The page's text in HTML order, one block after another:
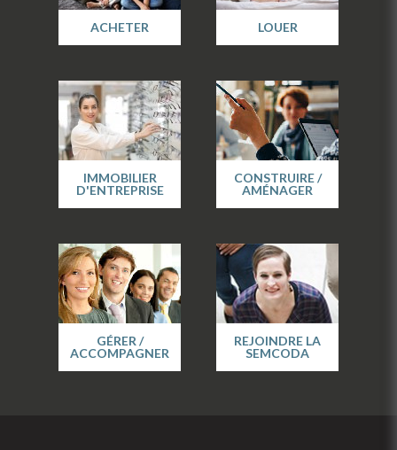
ACHETER LOUER
IMMOBILIER
D'ENTREPRISE
CONSTRUIRE /
AMÉNAGER
GÉRER /
ACCOMPAGNER
REJOINDRE LA
SEMCODA